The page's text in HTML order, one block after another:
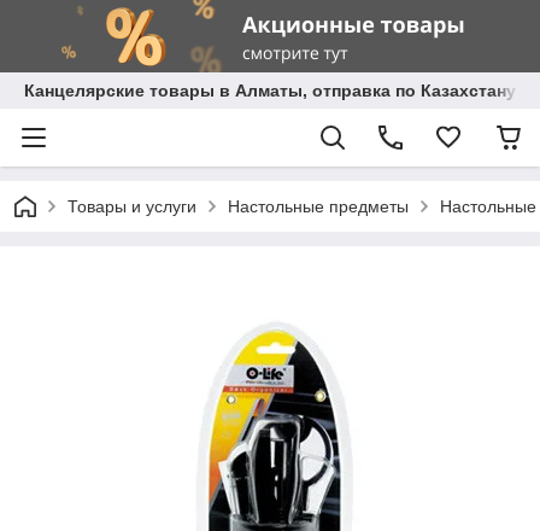
Канцелярские товары в Алматы, отправка по Казахстану.
Товары и услуги Настольные предметы